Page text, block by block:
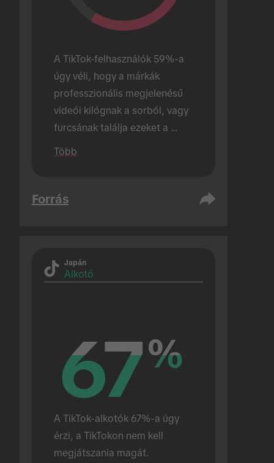
A TikTok-felhasználók 59%-a
úgy véli, hogy a márkák
professzionális megjelenésű
videói kilógnak a sorból, vagy
furcsának találja ezeket a
Több
Forrás
Japán
Alkotó
67%
67%
A TikTok-alkotók 67%-a úgy
érzi, a TikTokon nem kell
megjátszania magát.